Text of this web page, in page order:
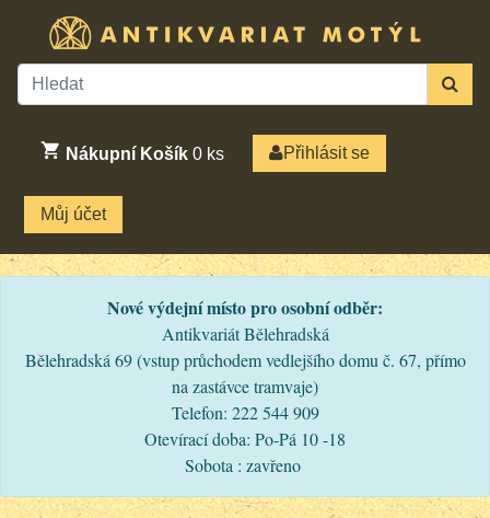
Nákupní Košík 0 ks Přihlásit se
Můj účet
Nové výdejní místo pro osobní odběr:
Antikvariát Bělehradská
Bělehradská 69 (vstup průchodem vedlejšího domu č. 67, přímo
na zastávce tramvaje)
Telefon: 222 544 909
Otevírací doba: Po-Pá 10 -18
Sobota : zavřeno